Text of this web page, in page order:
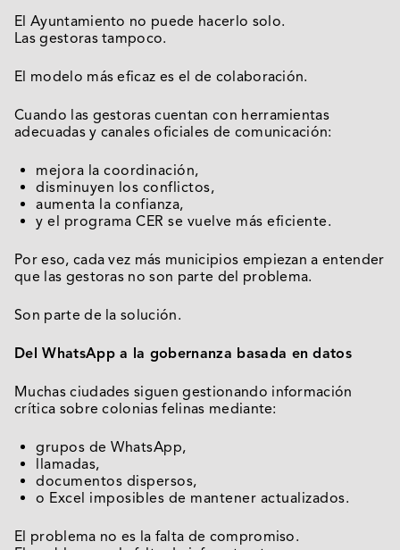
El Ayuntamiento no puede hacerlo solo.
Las gestoras tampoco.
El modelo más eficaz es el de colaboración.
Cuando las gestoras cuentan con herramientas
adecuadas y canales oficiales de comunicación:
mejora la coordinación,
disminuyen los conflictos,
aumenta la confianza,
y el programa CER se vuelve más eficiente.
Por eso, cada vez más municipios empiezan a entender
que las gestoras no son parte del problema.
Son parte de la solución.
Del WhatsApp a la gobernanza basada en datos
Muchas ciudades siguen gestionando información
crítica sobre colonias felinas mediante:
grupos de WhatsApp,
llamadas,
documentos dispersos,
o Excel imposibles de mantener actualizados.
El problema no es la falta de compromiso.